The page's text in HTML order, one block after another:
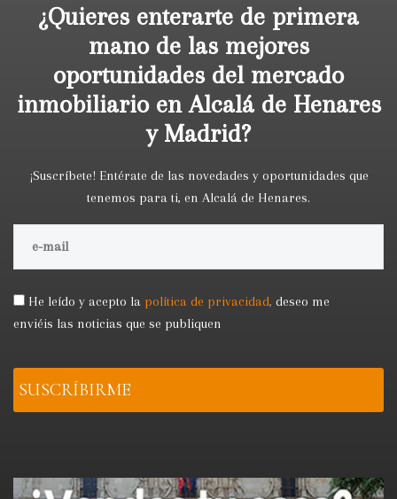
¿Quieres enterarte de primera
mano de las mejores
oportunidades del mercado
inmobiliario en Alcalá de Henares
y Madrid?
¡Suscríbete! Entérate de las novedades y oportunidades que
tenemos para ti, en Alcalá de Henares.
He leído y acepto la política de privacidad, deseo me
enviéis las noticias que se publiquen